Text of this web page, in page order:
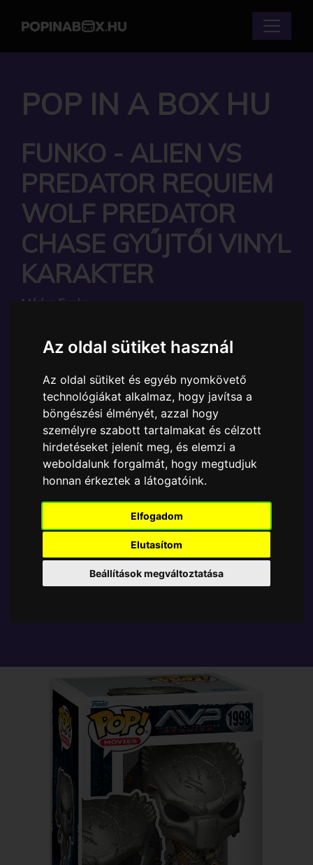
Az oldal sütiket használ
Az oldal sütiket és egyéb nyomkövető
technológiákat alkalmaz, hogy javítsa a
böngészési élményét, azzal hogy
személyre szabott tartalmakat és célzott
hirdetéseket jelenít meg, és elemzi a
weboldalunk forgalmát, hogy megtudjuk
honnan érkeztek a látogatóink.
Elfogadom
Elutasítom
Beállítások megváltoztatása
POP IN A BOX HU
FUNKO - ALIEN VS
PREDATOR REQUIEM
WOLF PREDATOR
CHASE GYŰJTŐI VINYL
KARAKTER
Márka: Funko
Ára:22790 Ft
A Funko POP - Movies egyik népszerű terméke a
Funko - Alien vs Predator Requiem Wolf Predator
Chase gyűjtői vinyl karakter, amely ablakos
csomagolásban azaz - POP In a Box - várja új
gazdáját.
TOVÁBB A VÁSÁRLÁSRA
Tetszik? Osszd meg másokkal!